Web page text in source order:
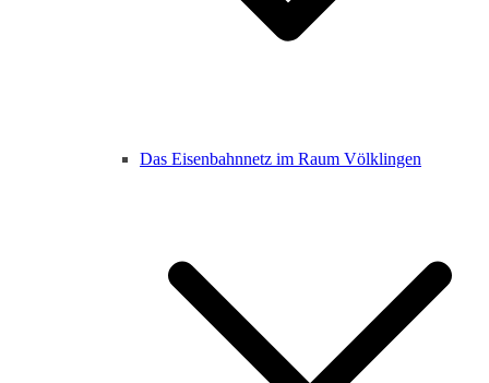
Das Eisenbahnnetz im Raum Völklingen